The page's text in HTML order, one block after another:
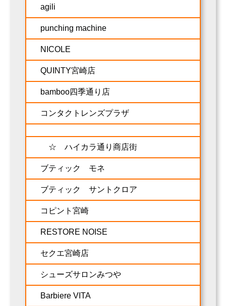
agili
punching machine
NICOLE
QUINTY宮崎店
bamboo四季通り店
コンタクトレンズプラザ
☆ ハイカラ通り商店街
ブティック モネ
ブティック サントクロア
コピント宮崎
RESTORE NOISE
セクエ宮崎店
シューズサロンみつや
Barbiere VITA